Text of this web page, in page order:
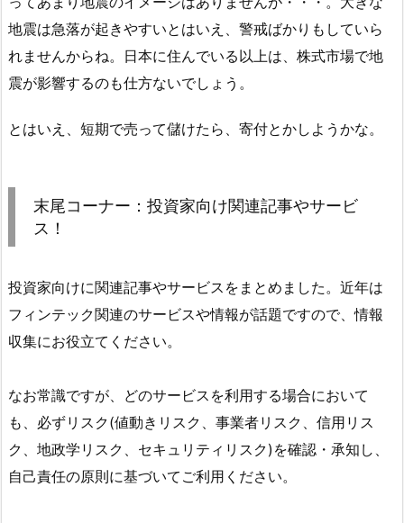
地震は急落が起きやすいとはいえ、警戒ばかりもしていら
れませんからね。日本に住んでいる以上は、株式市場で地
震が影響するのも仕方ないでしょう。
とはいえ、短期で売って儲けたら、寄付とかしようかな。
末尾コーナー：投資家向け関連記事やサービ
ス！
投資家向けに関連記事やサービスをまとめました。近年は
フィンテック関連のサービスや情報が話題ですので、情報
収集にお役立てください。
なお常識ですが、どのサービスを利用する場合において
も、必ずリスク(値動きリスク、事業者リスク、信用リス
ク、地政学リスク、セキュリティリスク)を確認・承知し、
自己責任の原則に基づいてご利用ください。